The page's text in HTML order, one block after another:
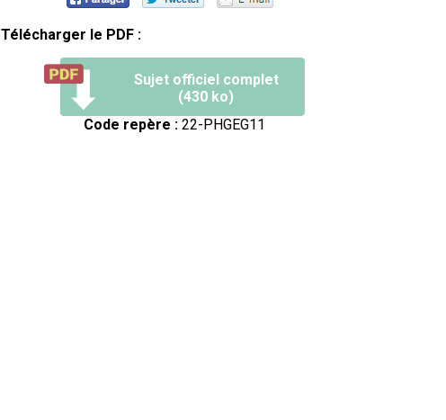
Télécharger le PDF :
Sujet officiel complet
(430 ko)
Code repère : 22-PHGEG11